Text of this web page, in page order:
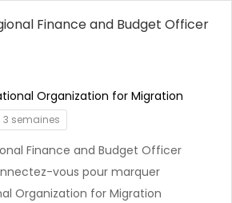
Finance and Budget Officer
Organization for Migration
3 semaines
Finance and Budget Officer
vous pour marquer
Organization for Migration